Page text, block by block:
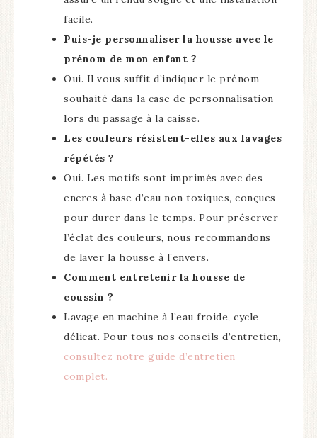
facile.
Puis-je personnaliser la housse avec le
prénom de mon enfant ?
Oui. Il vous suffit d’indiquer le prénom
souhaité dans la case de personnalisation
lors du passage à la caisse.
Les couleurs résistent-elles aux lavages
répétés ?
Oui. Les motifs sont imprimés avec des
encres à base d’eau non toxiques, conçues
pour durer dans le temps. Pour préserver
l’éclat des couleurs, nous recommandons
de laver la housse à l’envers.
Comment entretenir la housse de
coussin ?
Lavage en machine à l’eau froide, cycle
délicat. Pour tous nos conseils d’entretien,
consultez notre guide d’entretien
complet.